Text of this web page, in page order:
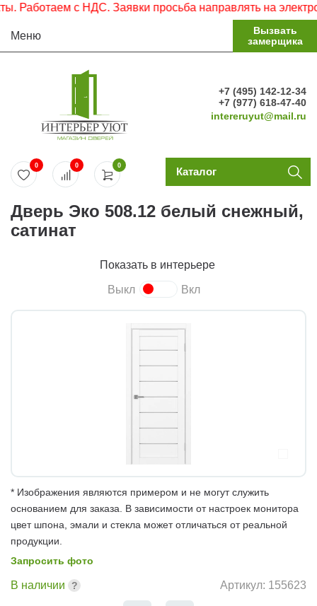
с НДС. Заявки просьба направлять на
Меню
Вызвать
замерщика
+7 (495) 142-12-34
+7 (977) 618-47-40
intereruyut@mail.ru
0
0 0 Каталог
Дверь Эко 508.12 белый снежный,
сатинат
Показать в интерьере
Выкл Вкл
* Изображения являются примером и не могут служить
основанием для заказа. В зависимости от настроек монитора
цвет шпона, эмали и стекла может отличаться от реальной
продукции.
Запросить фото
В наличии Артикул: 155623